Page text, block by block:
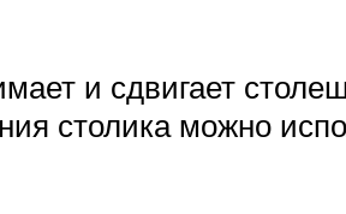
и сдвигает
столика можно